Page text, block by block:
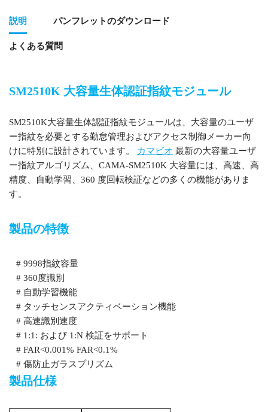
説明 パンフレットのダウンロード
よくある質問
SM2510K 大容量生体認証指紋モジュール
SM2510K大容量生体認証指紋モジュールは、大容量のユーザ
ー指紋を必要とする勤怠管理およびアクセス制御メーカー向
けに特別に設計されています。
カマビオ 最新の大容量ユーザ
ー指紋アルゴリズム、CAMA-SM2510K 大容量には、高速、高
精度、自動学習、360 度回転検証などの多くの機能がありま
す。
製品の特徴
# 9998指紋容量
# 360度識別
# 自動学習機能
# タッチセンスアクティベーション機能
# 高速識別速度
# 1:1: および 1:N 検証をサポート
# FAR<0.001% FAR<0.1%
# 傷防止ガラスプリズム
製品仕様